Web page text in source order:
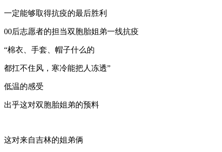
一定能够取得抗疫的最后胜利
00后志愿者的担当双胞胎姐弟一线抗疫
“棉衣、手套、帽子什么的
都扛不住风，寒冷能把人冻透”
低温的感受
出乎这对双胞胎姐弟的预料
这对来自吉林的姐弟俩